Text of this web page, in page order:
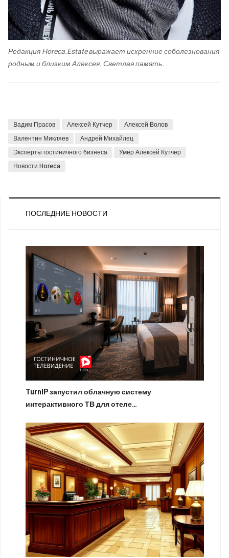
Редакция Horeca.Estate выражает искренние соболезнования
родным и близким Алексея. Светлая память.
Вадим Прасов Алексей Кутчер
Алексей Волов
Валентин Микляев
Андрей Михайлец
Эксперты гостиничного бизнеса
Умер Алексей Кутчер
Новости Horeca
ПОСЛЕДНИЕ НОВОСТИ
TurnIP запустил облачную систему
интерактивного ТВ для отеле…